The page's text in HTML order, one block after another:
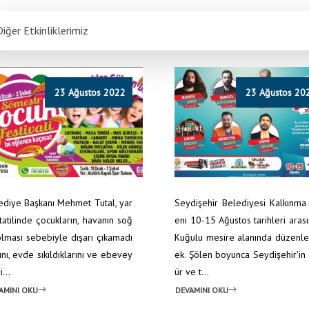
Etkinliklerimiz
23 Ağustos 2022
Başkanı Mehmet Tutal, yar
çocukların, havanın soğ
sebebiyle dışarı çıkamadı
evde sıkıldıklarını ve ebevey
OKU
23 Ağustos
Seydişehir Belediyesi
eni 10-15 Ağustos tarihleri
Kuğulu mesire alanında
ek. Şölen boyunca Seydişehir'in
ür ve t...
DEVAMINI OKU